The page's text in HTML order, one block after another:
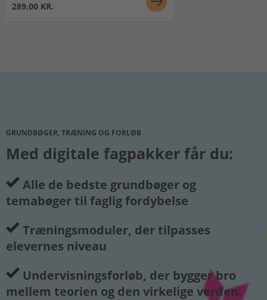
289,00 KR.
GRUNDBØGER, TRÆNING OG FORLØB
Med digitale fagpakker får du:
Alle de bedste grundbøger og
temabøger til faglig fordybelse
Træningsmoduler, der tilpasses
elevernes niveau
Undervisningsforløb, der bygger bro
mellem teorien og den virkelige verden.